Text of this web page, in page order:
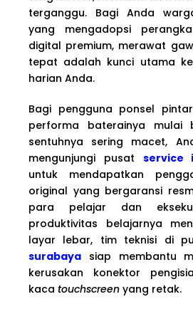
terganggu. Bagi Anda
yang mengadopsi
digital premium, merawat
tepat adalah kunci utama
harian Anda.
Bagi pengguna ponsel
performa baterainya mulai
sentuhnya sering macet,
mengunjungi pusat service
untuk mendapatkan
original yang bergaransi
para pelajar dan
produktivitas belajarnya
layar lebar, tim teknisi di
surabaya siap membantu
kerusakan konektor
kaca touchscreen yang retak.